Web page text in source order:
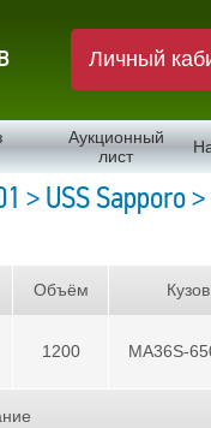
Личный
Аукционный
лист
> USS Sapporo >
Объём
1200
Кузов
MA36S-